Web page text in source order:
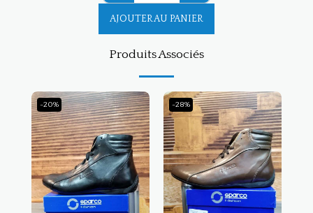
AJOUTER AU PANIER
Produits Associés
-20% -28%